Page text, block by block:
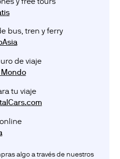
bus, tren y ferry
de viaje
Mondo
tu viaje
algo a través de nuestros